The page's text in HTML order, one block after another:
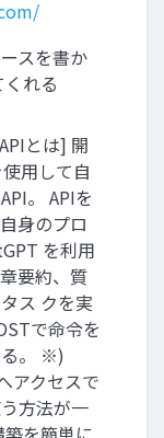
スを書か
れる
とは] 開
⽤して⾃
。 APIを
⾝のプロ
を利⽤
要約、質
ス クを実
で命令を
る。 ※)
アクセスで
⽅法が⼀